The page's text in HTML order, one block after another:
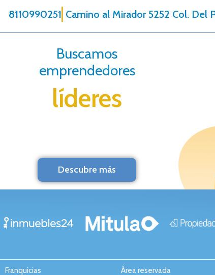
8110990251 Camino al Mirador 5252 Col. Del
Buscamos
emprendedores
líderes
Descubre más
Franquicias Área reservada